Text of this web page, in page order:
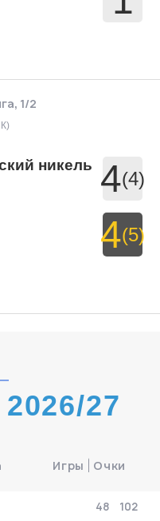
1/2
никель 4(4)
4(5)
7
3
27
Игры Очки
48 102